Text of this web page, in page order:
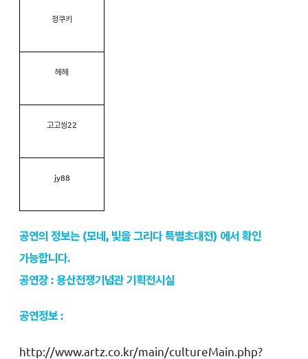
정쿠키
헤헤
고고씽22
jy88
공연의 정보는 (모네, 빛을 그리다 특별초대전) 에서 확인
가능합니다.
공연장 : 용산전쟁기념관 기획전시실
공연정보 :
http://www.artz.co.kr/main/cultureMain.php?